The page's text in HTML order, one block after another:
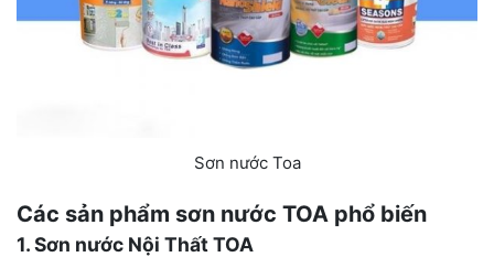
Sơn nước Toa
Các sản phẩm sơn nước TOA phổ biến
1. Sơn nước Nội Thất TOA